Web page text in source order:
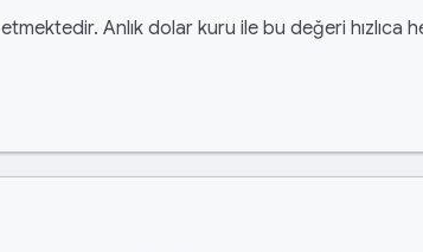
etmektedir. Anlık dolar kuru ile bu değeri hızlıca